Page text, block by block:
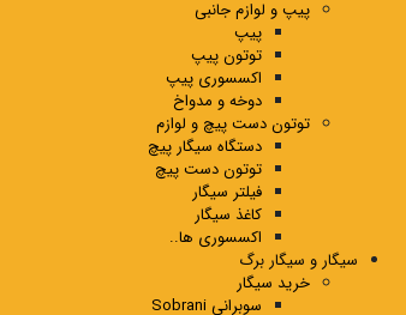
پیپ و لوازم جانبی
پیپ
توتون پیپ
اکسسوری پیپ
دوخه و مدواخ
توتون دست پیچ و لوازم
دستگاه سیگار پیچ
توتون دست پیچ
فیلتر سیگار
کاغذ سیگار
اکسسوری ها..
سیگار و سیگار برگ
خرید سیگار
سوبرانی Sobrani